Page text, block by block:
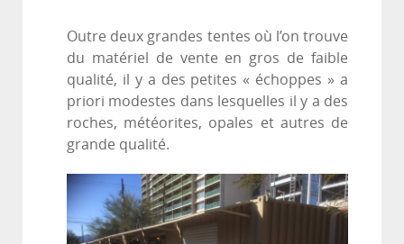
Outre deux grandes tentes où l’on trouve
du matériel de vente en gros de faible
qualité, il y a des petites « échoppes » a
priori modestes dans lesquelles il y a des
roches, météorites, opales et autres de
grande qualité.